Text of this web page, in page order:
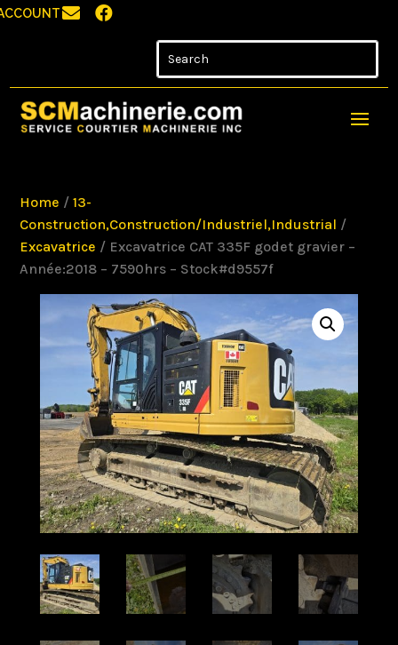
 
Home /13-
Construction,Construction/Industriel,Industrial /
Excavatrice / Excavatrice CAT 335F godet gravier –
Année:2018 – 7590hrs – Stock#d9557f